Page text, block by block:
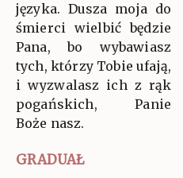
języka. Dusza moja do
śmierci wielbić będzie
Pana, bo wybawiasz
tych, którzy Tobie ufają,
i wyzwalasz ich z rąk
pogańskich, Panie
Boże nasz.
GRADUAŁ